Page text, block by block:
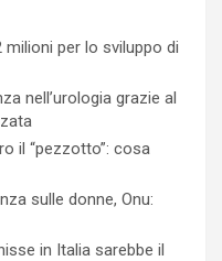
milioni per lo sviluppo di
nell’urologia grazie al
il “pezzotto”: cosa
sulle donne, Onu:
in Italia sarebbe il